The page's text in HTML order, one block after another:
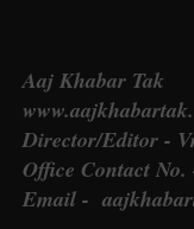
Aaj Khabar Tak
Director/Editor -
Office Contact No.
Email -